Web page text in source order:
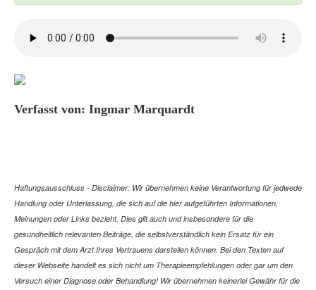
Verfasst von: Ingmar Marquardt
Haftungsausschluss - Disclaimer: Wir übernehmen keine Verantwortung für jedwede
Handlung oder Unterlassung, die sich auf die hier aufgeführten Informationen,
Meinungen oder Links bezieht. Dies gilt auch und insbesondere für die
gesundheitlich relevanten Beiträge, die selbstverständlich kein Ersatz für ein
Gespräch mit dem Arzt Ihres Vertrauens darstellen können. Bei den Texten auf
dieser Webseite handelt es sich nicht um Therapieempfehlungen oder gar um den
Versuch einer Diagnose oder Behandlung! Wir übernehmen keinerlei Gewähr für die